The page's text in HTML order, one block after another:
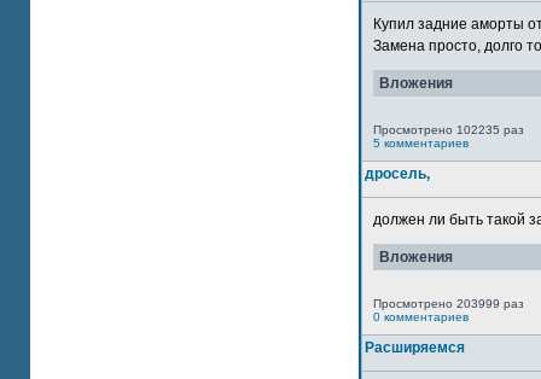
Купил задние аморты
Замена просто, долго
Вложения
Просмотрено 102235 раз
5 комментариев
дросель,
должен ли быть такой
Вложения
Просмотрено 203999 раз
0 комментариев
Расширяемся